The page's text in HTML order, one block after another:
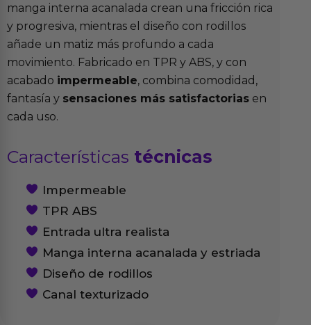
manga interna acanalada crean una fricción rica
y progresiva, mientras el diseño con rodillos
añade un matiz más profundo a cada
movimiento. Fabricado en TPR y ABS, y con
acabado impermeable, combina comodidad,
fantasía y sensaciones más satisfactorias en
cada uso.
Características técnicas
Impermeable
TPR ABS
Entrada ultra realista
Manga interna acanalada y estriada
Diseño de rodillos
Canal texturizado